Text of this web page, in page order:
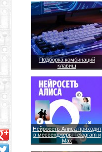
Подборка комбинаций
клавиш
Нейросеть Алиса приходит
в мессенджеры Telegram и
Max